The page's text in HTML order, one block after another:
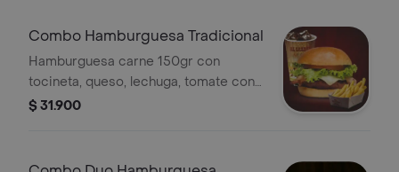
Combo Hamburguesa Tradicional
Hamburguesa carne 150gr con
tocineta, queso, lechuga, tomate con
papas a la francesa con gaseosa a
$ 31.900